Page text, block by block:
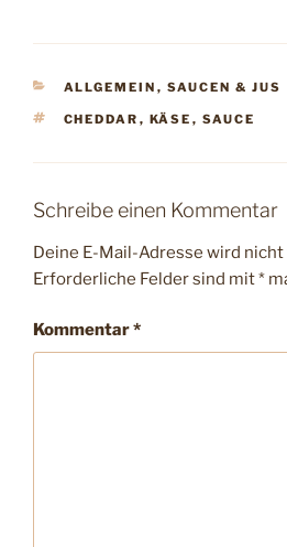
KATEGORIEN
ALLGEMEIN , SAUCEN & JUS
SCHLAGWÖRTER
CHEDDAR , KÄSE , SAUCE
Schreibe einen Kommentar
Deine E-Mail-Adresse wird
Erforderliche Felder sind mit*
Kommentar*